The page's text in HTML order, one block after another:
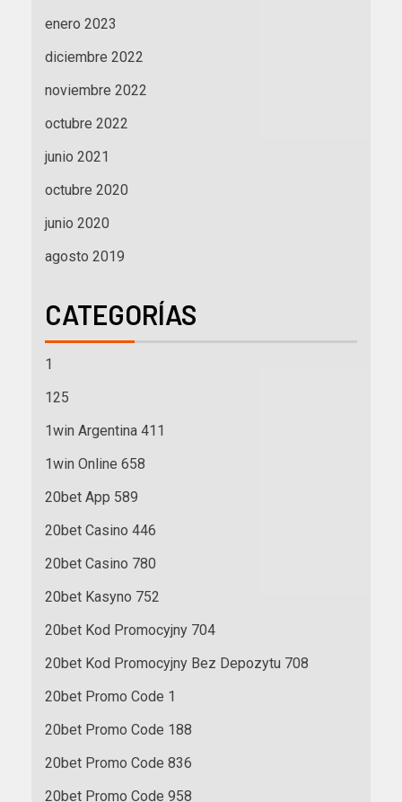
enero 2023
diciembre 2022
noviembre 2022
octubre 2022
junio 2021
octubre 2020
junio 2020
agosto 2019
CATEGORÍAS
1
125
1win Argentina 411
1win Online 658
20bet App 589
20bet Casino 446
20bet Casino 780
20bet Kasyno 752
20bet Kod Promocyjny 704
20bet Kod Promocyjny Bez Depozytu 708
20bet Promo Code 1
20bet Promo Code 188
20bet Promo Code 836
20bet Promo Code 958